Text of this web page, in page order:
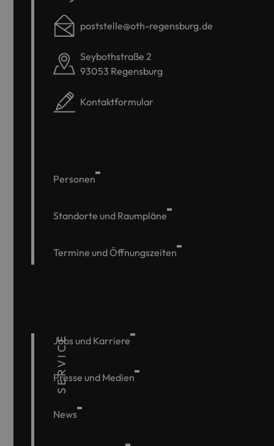
poststelle@oth-regensburg.de
Seybothstraße 2
93053 Regensburg
Kontaktformular
Personen
Standorte und Raumpläne
Termine und Öffnungszeiten
SERVICE
Jobs und Karriere
Presse und Medien
News